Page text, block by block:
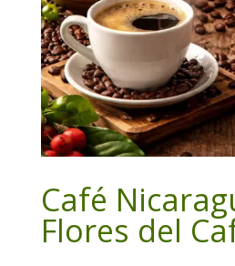
Café
Flores del